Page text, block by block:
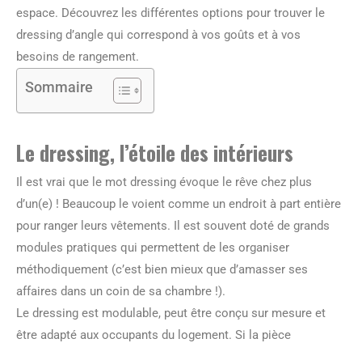
espace. Découvrez les différentes options pour trouver le
dressing d’angle qui correspond à vos goûts et à vos
besoins de rangement.
Sommaire
Le dressing, l’étoile des intérieurs
Il est vrai que le mot dressing évoque le rêve chez plus
d’un(e) ! Beaucoup le voient comme un endroit à part entière
pour ranger leurs vêtements. Il est souvent doté de grands
modules pratiques qui permettent de les organiser
méthodiquement (c’est bien mieux que d’amasser ses
affaires dans un coin de sa chambre !).
Le dressing est modulable, peut être conçu sur mesure et
être adapté aux occupants du logement. Si la pièce